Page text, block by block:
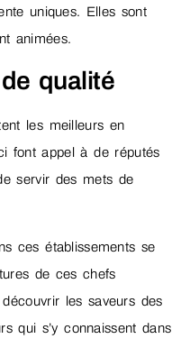
uniques. Elles sont
animées.
qualité
les meilleurs en
font appel à de réputés
servir des mets de
ces établissements se
de ces chefs
les saveurs des
qui s’y connaissent dans